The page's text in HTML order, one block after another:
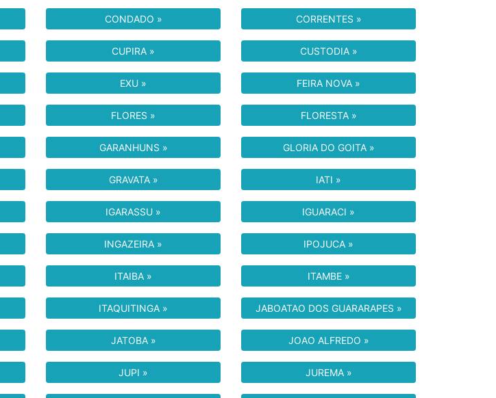
CONDADO » CORRENTES »
CUPIRA » CUSTODIA »
EXU » FEIRA NOVA »
FLORES » FLORESTA »
GARANHUNS » GLORIA DO GOITA »
GRAVATA » IATI »
IGARASSU » IGUARACI »
INGAZEIRA » IPOJUCA »
ITAIBA » ITAMBE »
ITAQUITINGA » JABOATAO DOS GUARARAPES »
JATOBA » JOAO ALFREDO »
JUPI » JUREMA »